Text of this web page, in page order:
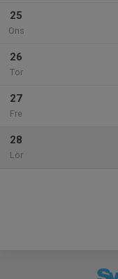
25
Ons
26
Tor
27
Fre
28
Lör